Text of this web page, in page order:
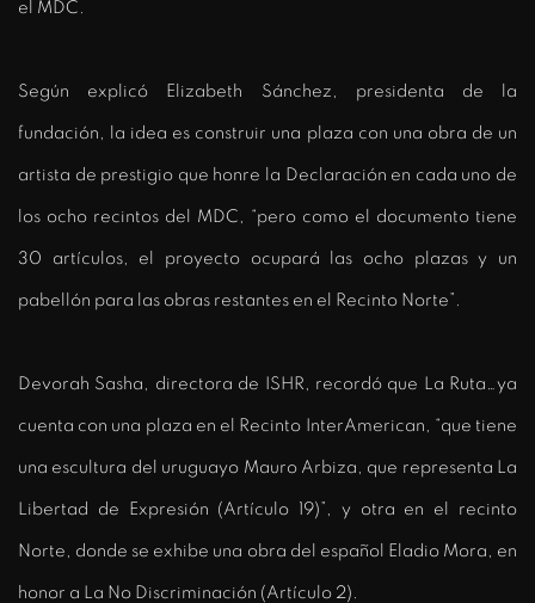
el MDC.
Según explicó Elizabeth Sánchez, presidenta de la
fundación, la idea es construir una plaza con una obra de un
artista de prestigio que honre la Declaración en cada uno de
los ocho recintos del MDC, “pero como el documento tiene
30 artículos, el proyecto ocupará las ocho plazas y un
pabellón para las obras restantes en el Recinto Norte”.
Devorah Sasha, directora de ISHR, recordó que La Ruta…ya
cuenta con una plaza en el Recinto InterAmerican, “que tiene
una escultura del uruguayo Mauro Arbiza, que representa La
Libertad de Expresión (Artículo 19)”, y otra en el recinto
Norte, donde se exhibe una obra del español Eladio Mora, en
honor a La No Discriminación (Artículo 2).